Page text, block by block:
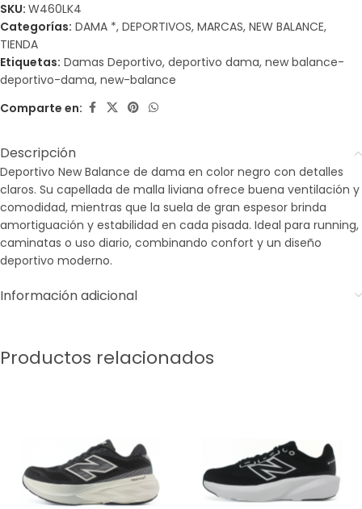
SKU: W460LK4
Categorías: DAMA *, DEPORTIVOS, MARCAS, NEW BALANCE,
TIENDA
Etiquetas: Damas Deportivo, deportivo dama, new balance-
deportivo-dama, new-balance
Comparte en:
Descripción
Deportivo New Balance de dama en color negro con detalles
claros. Su capellada de malla liviana ofrece buena ventilación y
comodidad, mientras que la suela de gran espesor brinda
amortiguación y estabilidad en cada pisada. Ideal para running,
caminatas o uso diario, combinando confort y un diseño
deportivo moderno.
Información adicional
Productos relacionados